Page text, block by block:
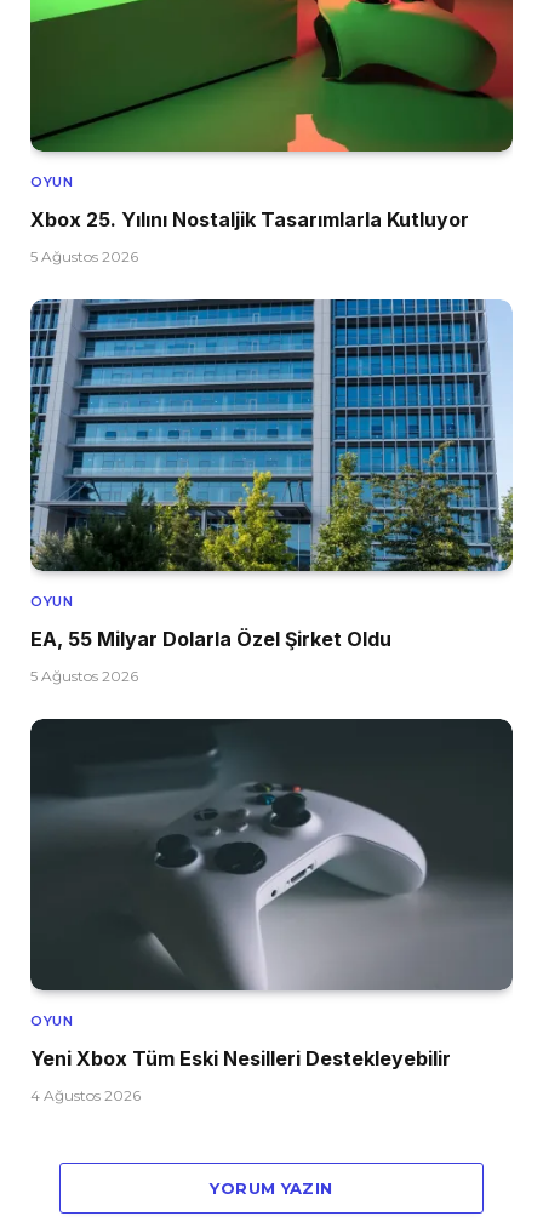
OYUN
Xbox 25. Yılını Nostaljik Tasarımlarla Kutluyor
5 Ağustos 2026
OYUN
EA, 55 Milyar Dolarla Özel Şirket Oldu
5 Ağustos 2026
OYUN
Yeni Xbox Tüm Eski Nesilleri Destekleyebilir
4 Ağustos 2026
YORUM YAZIN